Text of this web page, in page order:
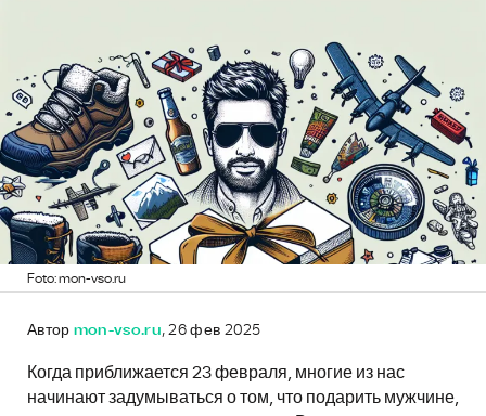
Foto: mon-vso.ru
Автор mon-vso.ru, 26 фев 2025
Когда приближается 23 февраля, многие из нас
начинают задумываться о том, что подарить мужчине,